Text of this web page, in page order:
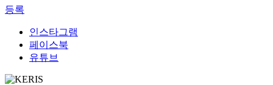
등록
인스타그램
페이스북
유튜브